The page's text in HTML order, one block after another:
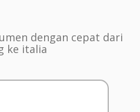
dengan cepat dari
ke italia